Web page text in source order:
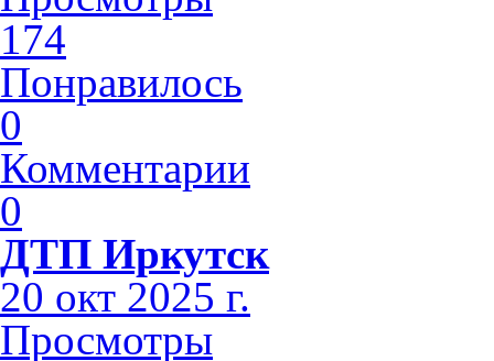
174
Понравилось
0
Комментарии
0
ДТП Иркутск
20 окт 2025 г.
Просмотры